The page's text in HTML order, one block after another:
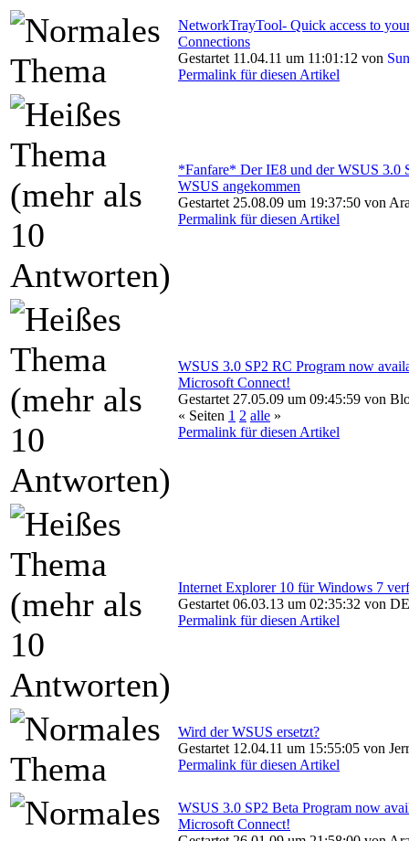
NetworkTrayTool- Quick access to
Connections
Gestartet 11.04.11 um 11:01:12 von
Permalink für diesen Artikel
*Fanfare* Der IE8 und der WSUS 3.0
WSUS angekommen
Gestartet 25.08.09 um 19:37:50 von
Permalink für diesen Artikel
WSUS 3.0 SP2 RC Program now
Microsoft Connect!
Gestartet 27.05.09 um 09:45:59 von
« Seiten 1 2 alle »
Permalink für diesen Artikel
Internet Explorer 10 für Windows 7
Gestartet 06.03.13 um 02:35:32 von
Permalink für diesen Artikel
Wird der WSUS ersetzt?
Gestartet 12.04.11 um 15:55:05 von
Permalink für diesen Artikel
WSUS 3.0 SP2 Beta Program now
Microsoft Connect!